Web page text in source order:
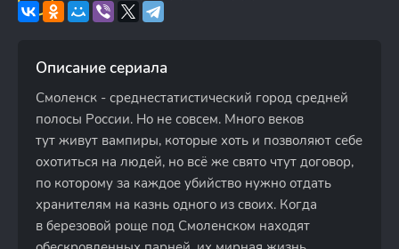
Описание сериала
Смоленск - среднестатистический город средней
полосы России. Но не совсем. Много веков
тут живут вампиры, которые хоть и позволяют себе
охотиться на людей, но всё же свято чтут договор,
по которому за каждое убийство нужно отдать
хранителям на казнь одного из своих. Когда
в березовой роще под Смоленском находят